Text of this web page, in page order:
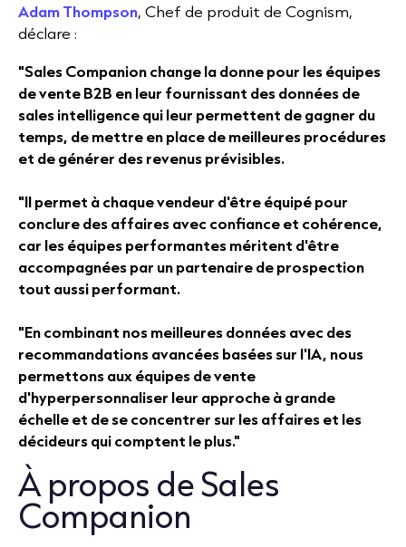
Adam Thompson, Chef de produit de Cognism,
déclare :
"Sales Companion change la donne pour les équipes
de vente B2B en leur fournissant des données de
sales intelligence qui leur permettent de gagner du
temps, de mettre en place de meilleures procédures
et de générer des revenus prévisibles.
"Il permet à chaque vendeur d'être équipé pour
conclure des affaires avec confiance et cohérence,
car les équipes performantes méritent d'être
accompagnées par un partenaire de prospection
tout aussi performant.
"En combinant nos meilleures données avec des
recommandations avancées basées sur l'IA, nous
permettons aux équipes de vente
d'hyperpersonnaliser leur approche à grande
échelle et de se concentrer sur les affaires et les
décideurs qui comptent le plus."
À propos de Sales
Companion